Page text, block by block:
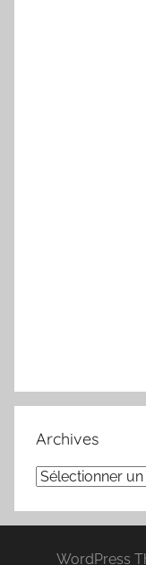
Archives
Archives
WordPress